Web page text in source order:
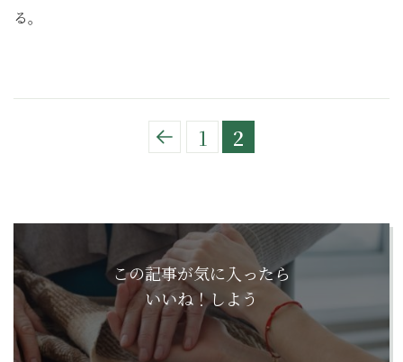
る。
1 2
この記事が気に入ったら
いいね！しよう